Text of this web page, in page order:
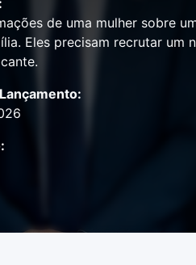
de uma mulher sobre
Eles precisam recrutar um